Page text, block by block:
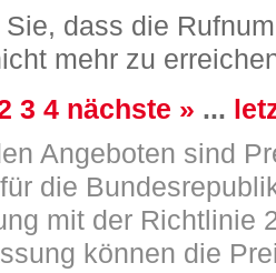
dass die
mehr zu
3 4 nächste » ...
Angeboten sind
die
mit der Richtlinie
können die